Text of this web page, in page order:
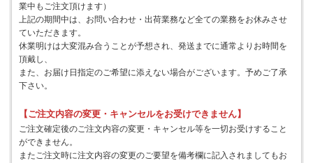
業中もご注文頂けます）
上記の期間中は、お問い合わせ・出荷業務など全ての業務をお休みさせ
ていただきます。
休業明けは大変混み合うことが予想され、発送までに通常よりお時間を
頂戴し、
また、お届け日指定のご希望に添えない場合がございます。予めご了承
下さい。
【ご注文内容の変更・キャンセルをお受けできません】
ご注文確定後のご注文内容の変更・キャンセル等を一切お受けすること
ができません。
またご注文時に注文内容の変更のご要望を備考欄に記入されましてもお